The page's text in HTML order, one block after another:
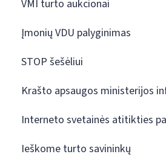
VMI turto aukcionai
Įmonių VDU palyginimas
STOP šešėliui
Krašto apsaugos ministerijos
Interneto svetainės atitikties
Ieškome turto savininkų